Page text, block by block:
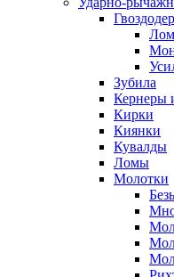
Зубила
Кернеры
Кирки
Киянки
Кувалды
Ломы
Молотки